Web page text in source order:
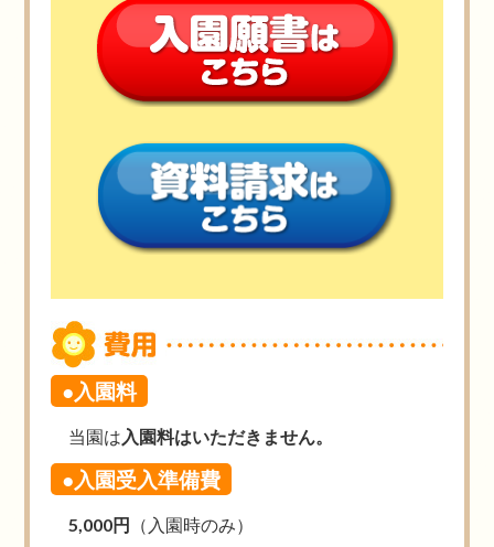
●入園料
当園は 入園料はいただきません。
●入園受入準備費
5,000円 （入園時のみ）